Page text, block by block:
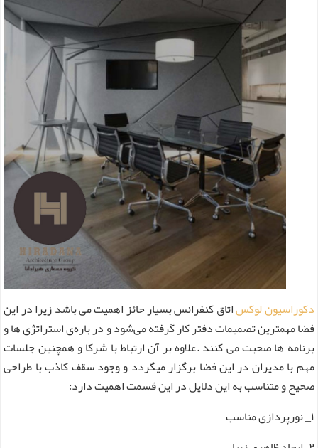
دکوراسیون لوکساتاق کنفرانس بسیار حائز اهمیت می باشد زیرا در این
فضا مهمترین تصمیمات دفتر کار گرفته می‌شود و در باره‌ی استراتژی ها و
برنامه ها صحبت می کنند .علاوه بر آن ارتباط با شرکا و همچنین جلسات
مهم با مدیران در این فضا برگزار میگردد و وجود سقف کاذب با طراحی
صحیح و متناسب به این دلایل در این قسمت اهمیت دارد:
۱_ نورپردازی مناسب